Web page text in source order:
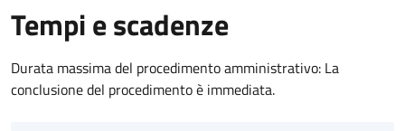
Tempi e scadenze
Durata massima del procedimento amministrativo: La
conclusione del procedimento è immediata.